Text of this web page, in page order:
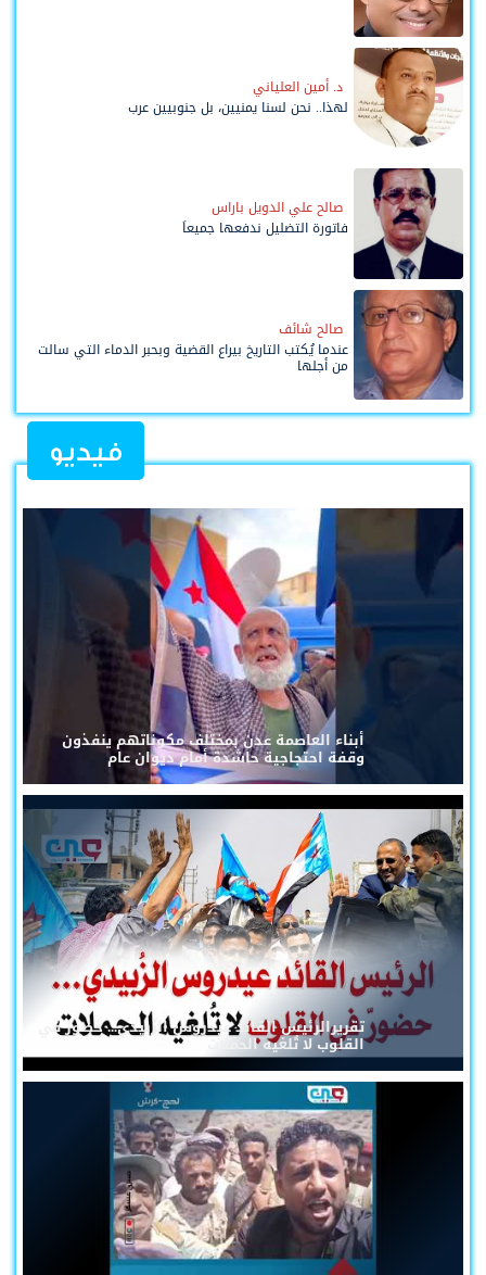
د. أمين العلياني
لهذا.. نحن لسنا يمنيين، بل جنوبيين عرب
صالح علي الدويل باراس
فاتورة التضليل ندفعها جميعاً
صالح شائف
عندما يُكتب التاريخ بيراع القضية وبحبر الدماء التي سالت
من أجلها
فيديو
أبناء العاصمة عدن بمختلف مكوناتهم ينفذون
وقفة احتجاجية حاشدة أمام ديوان عام
تقريرالرئيس القائد عيدروس الزُبيدي... حضورٌ في
القلوب لا تُلغيه الحملات